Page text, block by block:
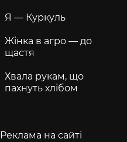
Я — Куркуль
Жінка в агро — до
щастя
Хвала рукам, що
пахнуть хлібом
Реклама на сайті